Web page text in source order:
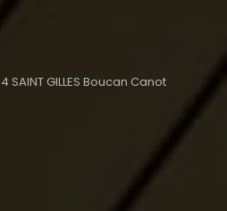
GILLES Boucan Canot